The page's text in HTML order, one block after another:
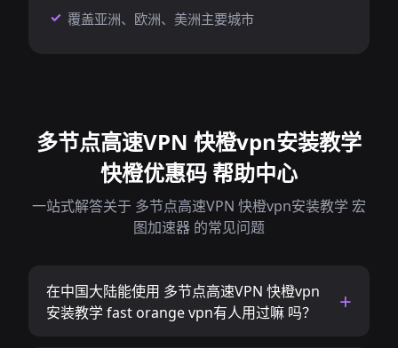
覆盖亚洲、欧洲、美洲主要城市
多节点高速VPN 快橙vpn安装教学
快橙优惠码 帮助中心
一站式解答关于 多节点高速VPN 快橙vpn安装教学 宏
图加速器 的常见问题
在中国大陆能使用 多节点高速VPN 快橙vpn
安装教学 fast orange vpn有人用过嘛 吗？